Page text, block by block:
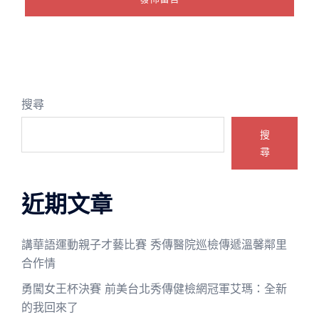
搜尋
搜
尋
近期文章
講華語運動親子才藝比賽 秀傳醫院巡檢傳遞溫馨鄰里
合作情
勇闖女王杯決賽 前美台北秀傳健檢網冠軍艾瑪：全新
的我回來了